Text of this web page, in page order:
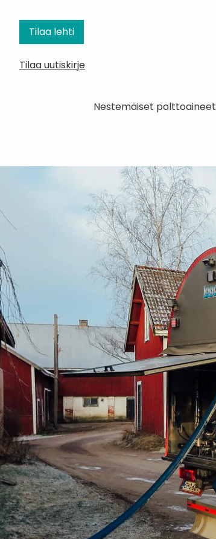
Tilaa lehti
Tilaa uutiskirje
Nestemäiset polttoaineet